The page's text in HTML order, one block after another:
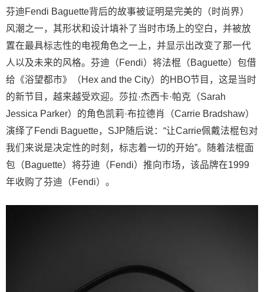
芬迪Fendi Baguette背后的故事被证明是完美的（时尚界）
风潮之一，其形状和设计填补了当时市场上的空白，并被放
置在最具标志性的电视角色之一上，并显示出改变了那一代
人以及未来的风格。芬迪（Fendi）将法棍（Baguette）包借
给《浴望都市》（Hex and the City）的HBO节目，这是当时
的新节目，越来越受欢迎。莎拉·杰西卡·帕克（Sarah
Jessica Parker）的角色凯莉·布拉德肖（Carrie Bradshaw）
演绎了Fendi Baguette，SJP随后说：“让Carrie佩戴法棍包对
我们来说是决定性的时刻，标志着一切的开始”。随着法棍面
包（Baguette）将芬迪（Fendi）推向市场，该品牌在1999
年收购了芬迪（Fendi）。